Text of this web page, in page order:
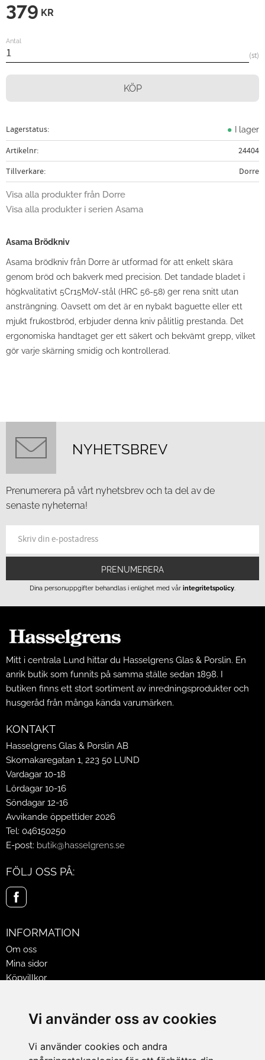
Vi använder oss av cookies
Vi använder cookies och andra
379 KR
Antal
st
KÖP
Lagerstatus I lager
Artikelnr
24404
Tillverkare
Dorre
Visa alla produkter från Dorre
Visa alla produkter i serien Asama
Asama Brödkniv
Asama brödkniv från Dorre är utformad för att enkelt skära
genom bröd och bakverk med precision. Det tandade bladet i
högkvalitativt 5Cr15MoV-stål (HRC 56-58) ger rena snitt utan
ansträngning. Oavsett om det är en nybakt baguette eller ett
mjukt frukostbröd, erbjuder denna kniv pålitlig prestanda. Det
ergonomiska handtaget ger ett säkert och bekvämt grepp, vilket
gör varje skärning smidig och kontrollerad.
NYHETSBREV
Prenumerera på vårt nyhetsbrev och ta del av de
senaste nyheterna!
PRENUMERERA
Dina personuppgifter behandlas i enlighet med vår integritetspolicy
Mitt i centrala Lund hittar du Hasselgrens Glas & Porslin. En
anrik butik som funnits på samma ställe sedan 1898. I
butiken finns ett stort sortiment av inredningsprodukter och
husgeråd från många kända varumärken.
KONTAKT
Hasselgrens Glas & Porslin AB
Skomakaregatan 1, 223 50 LUND
Vardagar 10-18
Lördagar 10-16
Söndagar 12-16
Avvikande öppettider 2026
Tel: 046150250
E-post: butik@hasselgrens.se
FÖLJ OSS PÅ:
INFORMATION
Om oss
Mina sidor
Köpvillkor
Jobba på Hasselgrens